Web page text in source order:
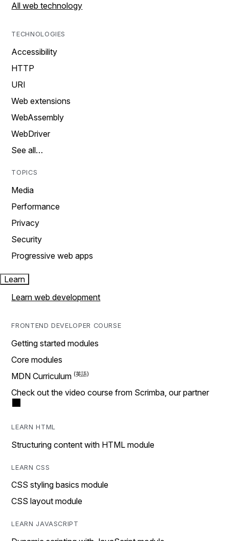
All web technology
TECHNOLOGIES
Accessibility
HTTP
URI
Web extensions
WebAssembly
WebDriver
See all…
TOPICS
Media
Performance
Privacy
Security
Progressive web apps
Learn
Learn web development
FRONTEND DEVELOPER COURSE
Getting started modules
Core modules
MDN Curriculum
Check out the video course from Scrimba, our partner
LEARN HTML
Structuring content with HTML module
LEARN CSS
CSS styling basics module
CSS layout module
LEARN JAVASCRIPT